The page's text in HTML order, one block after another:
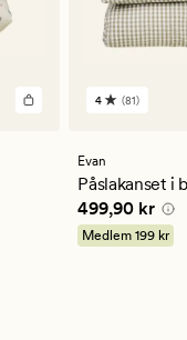
81
ett
betyg
på
4
4 (81)
Evan
Påslakanset i
Pris 499,90 kr
499,90 kr
Medlem199 kr